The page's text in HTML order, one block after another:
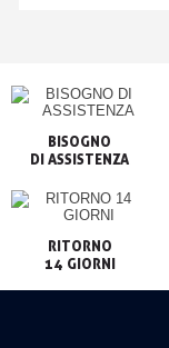
BISOGNO
RITORNO
14 GIORNI